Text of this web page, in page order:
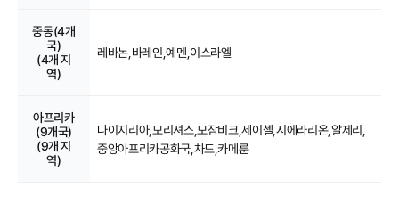
중동(4개
국)
(4개 지
역)
레바논,바레인,예멘,이스라엘
아프리카
(9개국)
(9개 지
역)
나이지리아,모리셔스,모잠비크,세이셸,시에라리온,알제리,
중앙아프리카공화국,차드,카메룬